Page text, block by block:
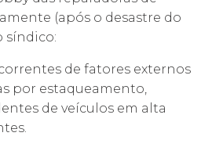
(após o desastre do
síndico:
de fatores externos
por estaqueamento,
de veículos em alta